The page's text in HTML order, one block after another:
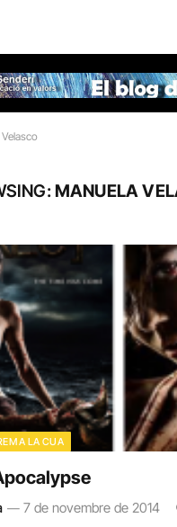
Velasco
MANUELA
A LA CUA
7 de novembre de 2014